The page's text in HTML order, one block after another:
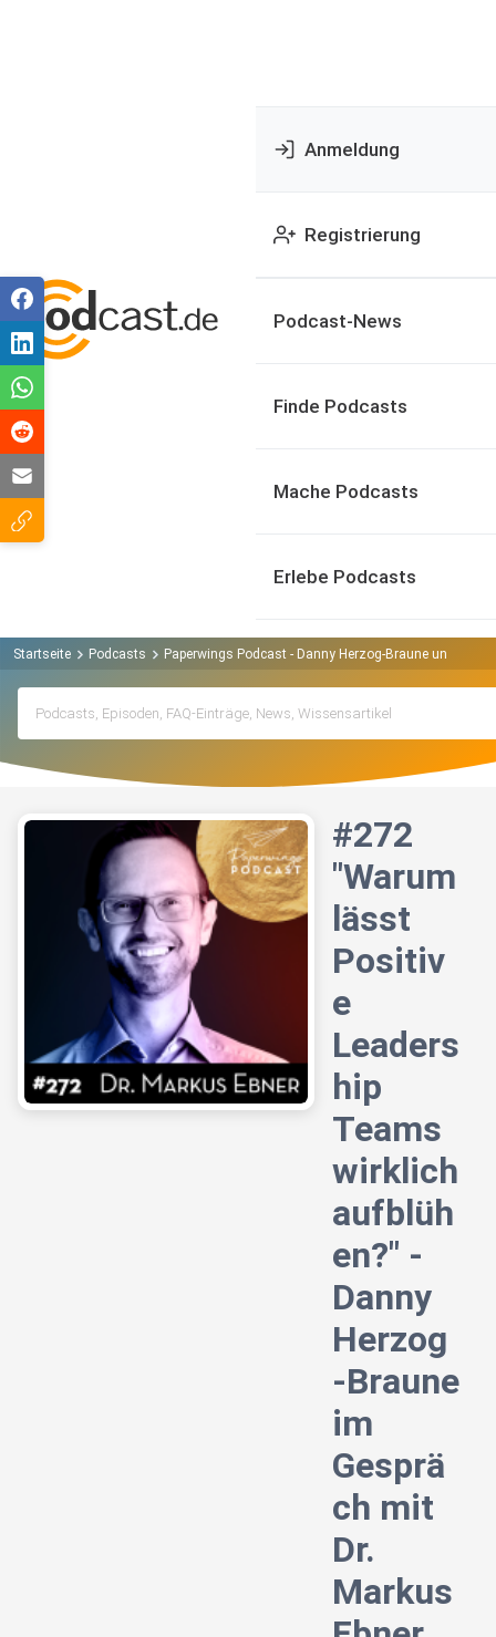
Anmeldung
Registrierung
Podcast-News
Finde Podcasts
Mache Podcasts
Erlebe Podcasts
Startseite Podcasts Paperwings Podcast - Danny Herzog-Braune und
#272
"Warum
lässt
Positiv
e
Leaders
hip
Teams
wirklich
aufblüh
en?" -
Danny
Herzog
-Braune
im
Gesprä
ch mit
Dr.
Markus